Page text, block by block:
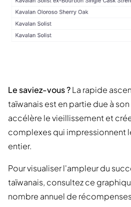
Le saviez-vous ?La rapide
taïwanais est en partie due à
accélère le vieillissement et
complexes qui impressionnent
entier.
Pour visualiser l'ampleur du
taïwanais, consultez ce
nombre annuel de